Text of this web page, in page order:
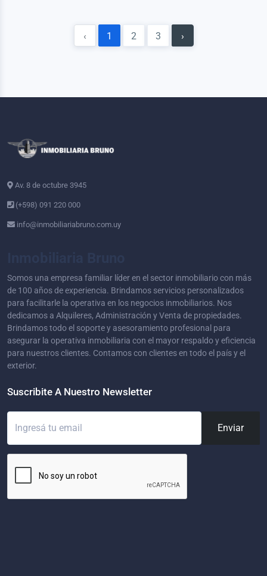
‹ 1 2 3 ›
Av. 8 de octubre 3945
(+598) 091 220 000
info@inmobiliariabruno.com.uy
Somos una empresa familiar líder en el sector inmobiliario con más
de 100 años de experiencia. Brindamos servicios personalizados
para facilitarle la operativa en los negocios inmobiliarios. Nos
dedicamos a Alquileres, Administración y Venta de propiedades.
Brindamos todo el soporte y asesoramiento profesional para
asegurar la operativa inmobiliaria con el mayor respaldo y eficiencia
para nuestros clientes. Contamos con clientes en todo el país y el
exterior.
Suscribite A Nuestro Newsletter
Enviar